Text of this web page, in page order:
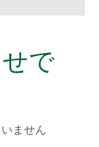
で
ません